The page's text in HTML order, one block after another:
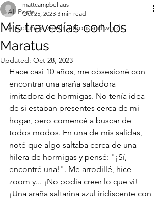
All Posts
A picture is worth a thousand words
Mis travesías con los
Maratus
mattcampbellaus
Oct 25, 2023 3 min read
Updated: Oct 28, 2023
Hace casi 10 años, me obsesioné con
encontrar una araña saltadora
imitadora de hormigas. No tenía idea
de si estaban presentes cerca de mi
hogar, pero comencé a buscar de
todos modos. En una de mis salidas,
noté que algo saltaba cerca de una
hilera de hormigas y pensé: "¡Sí,
encontré una!". Me arrodillé, hice
zoom y... ¡No podía creer lo que vi!
¡Una araña saltarina azul iridiscente con